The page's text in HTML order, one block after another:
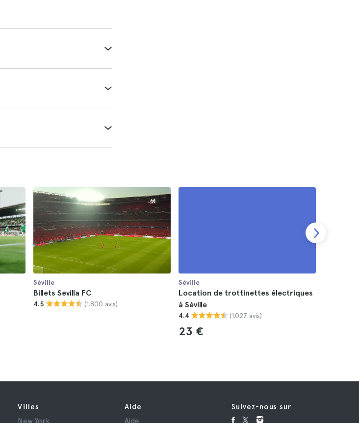
Séville
Billets Sevilla FC
4.5 (1.800 avis)
Séville
Location de trottinettes électriques
à Séville
4.4 (1.027 avis)
23 €
Villes
New York
Aide
Aide
Suivez-nous sur